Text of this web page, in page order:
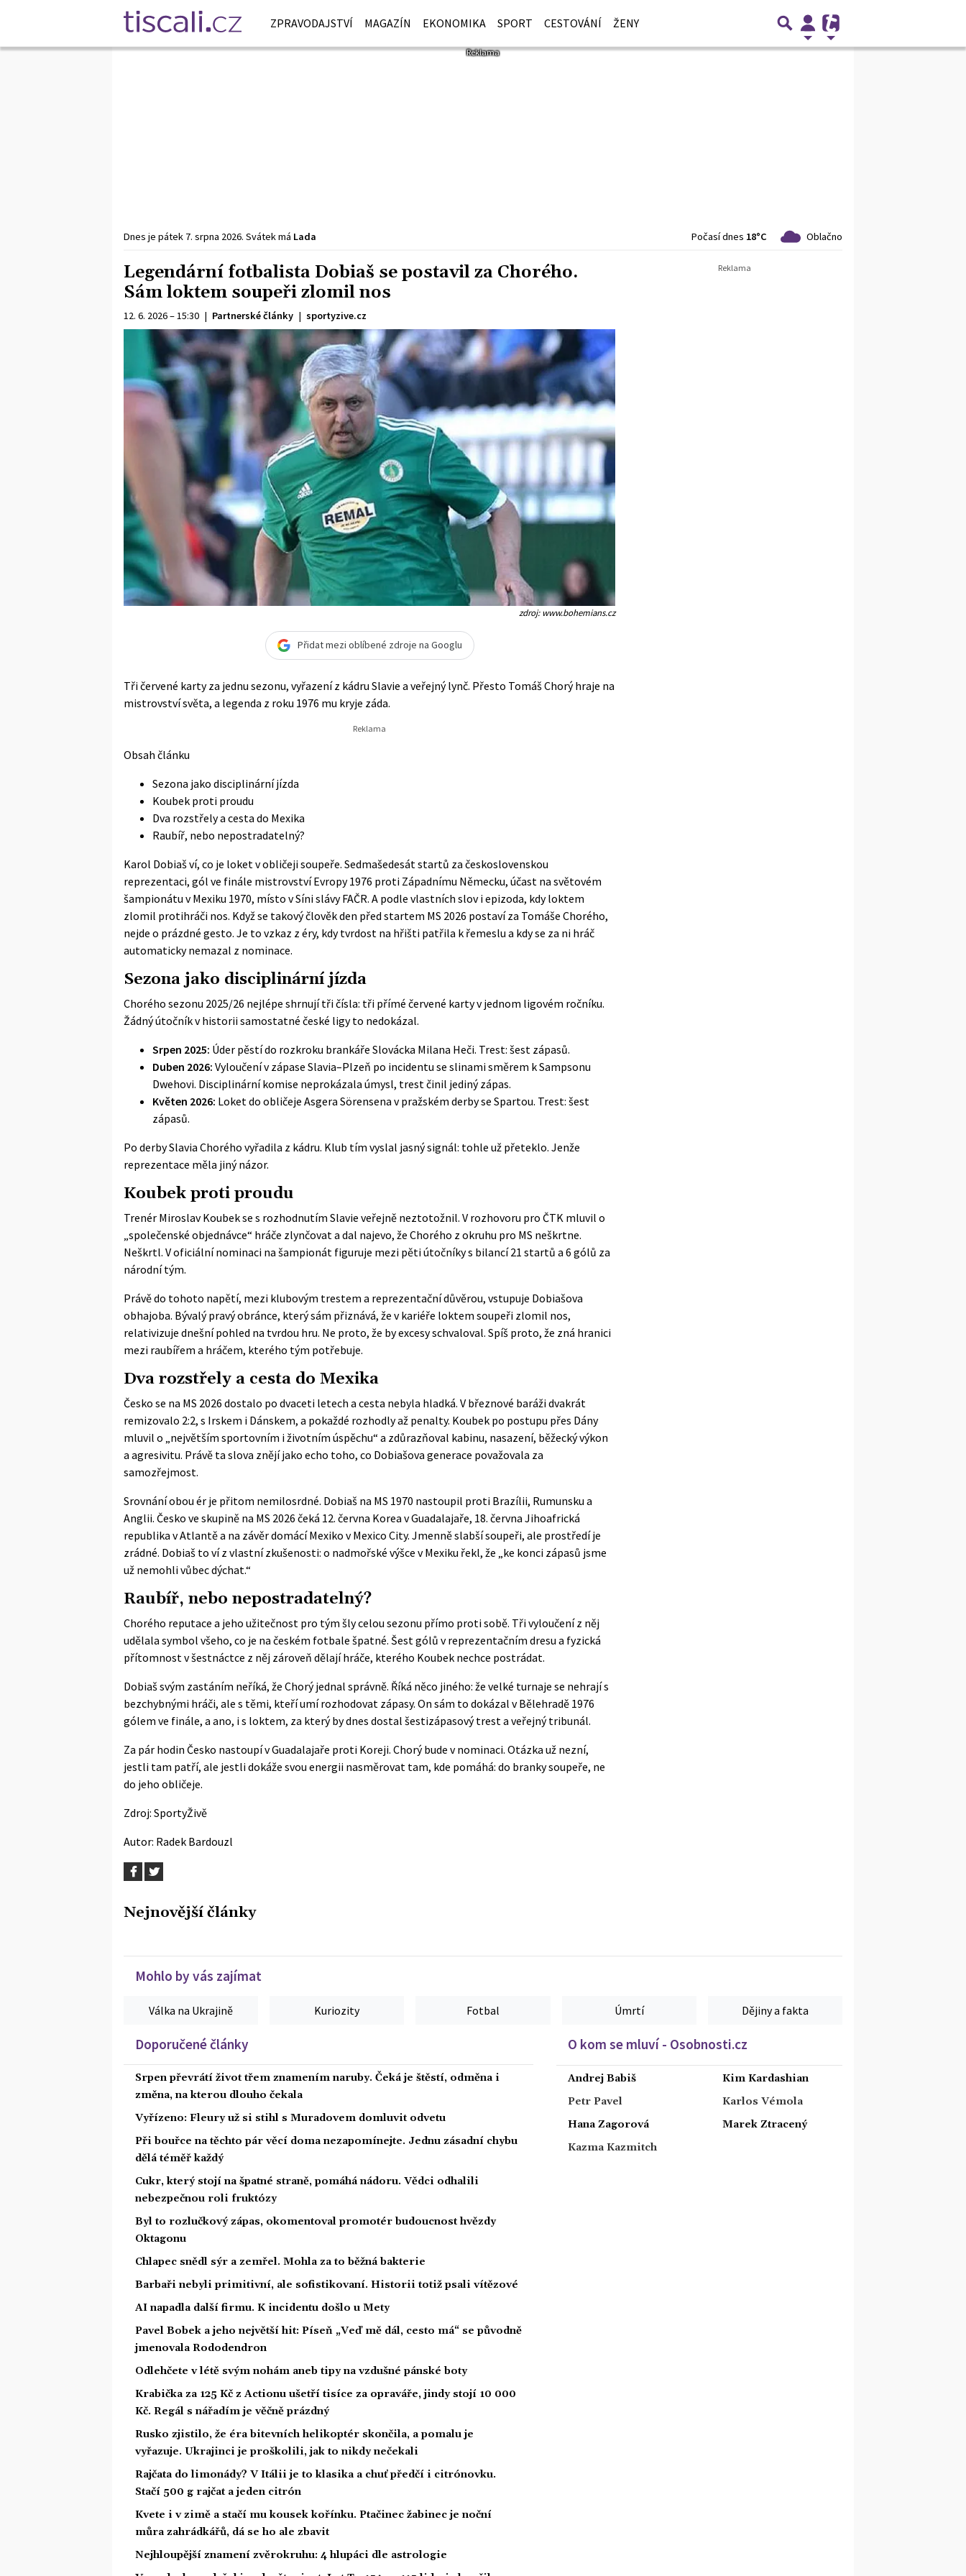
ZPRAVODAJSTVÍ MAGAZÍN EKONOMIKA SPORT CESTOVÁNÍ ŽENY
Dnes je pátek 7. srpna 2026. Svátek má Lada Počasí dnes 18°C Oblačno
Legendární fotbalista Dobiaš se postavil za Chorého.
Sám loktem soupeři zlomil nos
12. 6. 2026 – 15:30 | Partnerské články | sportyzive.cz
zdroj: www.bohemians.cz
Přidat mezi oblíbené zdroje na Googlu
Tři červené karty za jednu sezonu, vyřazení z kádru Slavie a veřejný lynč. Přesto Tomáš Chorý hraje na
mistrovství světa, a legenda z roku 1976 mu kryje záda.
Obsah článku
Sezona jako disciplinární jízda
Koubek proti proudu
Dva rozstřely a cesta do Mexika
Raubíř, nebo nepostradatelný?
Karol Dobiaš ví, co je loket v obličeji soupeře. Sedmašedesát startů za československou
reprezentaci, gól ve finále mistrovství Evropy 1976 proti Západnímu Německu, účast na světovém
šampionátu v Mexiku 1970, místo v Síni slávy FAČR. A podle vlastních slov i epizoda, kdy loktem
zlomil protihráči nos. Když se takový člověk den před startem MS 2026 postaví za Tomáše Chorého,
nejde o prázdné gesto. Je to vzkaz z éry, kdy tvrdost na hřišti patřila k řemeslu a kdy se za ni hráč
automaticky nemazal z nominace.
Sezona jako disciplinární jízda
Chorého sezonu 2025/26 nejlépe shrnují tři čísla: tři přímé červené karty v jednom ligovém ročníku.
Žádný útočník v historii samostatné české ligy to nedokázal.
Srpen 2025: Úder pěstí do rozkroku brankáře Slovácka Milana Heči. Trest: šest zápasů.
Duben 2026: Vyloučení v zápase Slavia–Plzeň po incidentu se slinami směrem k Sampsonu
Dwehovi. Disciplinární komise neprokázala úmysl, trest činil jediný zápas.
Květen 2026: Loket do obličeje Asgera Sörensena v pražském derby se Spartou. Trest: šest
zápasů.
Po derby Slavia Chorého vyřadila z kádru. Klub tím vyslal jasný signál: tohle už přeteklo. Jenže
reprezentace měla jiný názor.
Koubek proti proudu
Trenér Miroslav Koubek se s rozhodnutím Slavie veřejně neztotožnil. V rozhovoru pro ČTK mluvil o
„společenské objednávce“ hráče zlynčovat a dal najevo, že Chorého z okruhu pro MS neškrtne.
Neškrtl. V oficiální nominaci na šampionát figuruje mezi pěti útočníky s bilancí 21 startů a 6 gólů za
národní tým.
Právě do tohoto napětí, mezi klubovým trestem a reprezentační důvěrou, vstupuje Dobiašova
obhajoba. Bývalý pravý obránce, který sám přiznává, že v kariéře loktem soupeři zlomil nos,
relativizuje dnešní pohled na tvrdou hru. Ne proto, že by excesy schvaloval. Spíš proto, že zná hranici
mezi raubířem a hráčem, kterého tým potřebuje.
Dva rozstřely a cesta do Mexika
Česko se na MS 2026 dostalo po dvaceti letech a cesta nebyla hladká. V březnové baráži dvakrát
remizovalo 2:2, s Irskem i Dánskem, a pokaždé rozhodly až penalty. Koubek po postupu přes Dány
mluvil o „největším sportovním i životním úspěchu“ a zdůrazňoval kabinu, nasazení, běžecký výkon
a agresivitu. Právě ta slova znějí jako echo toho, co Dobiašova generace považovala za
samozřejmost.
Srovnání obou ér je přitom nemilosrdné. Dobiaš na MS 1970 nastoupil proti Brazílii, Rumunsku a
Anglii. Česko ve skupině na MS 2026 čeká 12. června Korea v Guadalajaře, 18. června Jihoafrická
republika v Atlantě a na závěr domácí Mexiko v Mexico City. Jmenně slabší soupeři, ale prostředí je
zrádné. Dobiaš to ví z vlastní zkušenosti: o nadmořské výšce v Mexiku řekl, že „ke konci zápasů jsme
už nemohli vůbec dýchat.“
Raubíř, nebo nepostradatelný?
Chorého reputace a jeho užitečnost pro tým šly celou sezonu přímo proti sobě. Tři vyloučení z něj
udělala symbol všeho, co je na českém fotbale špatné. Šest gólů v reprezentačním dresu a fyzická
přítomnost v šestnáctce z něj zároveň dělají hráče, kterého Koubek nechce postrádat.
Dobiaš svým zastáním neříká, že Chorý jednal správně. Říká něco jiného: že velké turnaje se nehrají s
bezchybnými hráči, ale s těmi, kteří umí rozhodovat zápasy. On sám to dokázal v Bělehradě 1976
gólem ve finále, a ano, i s loktem, za který by dnes dostal šestizápasový trest a veřejný tribunál.
Za pár hodin Česko nastoupí v Guadalajaře proti Koreji. Chorý bude v nominaci. Otázka už nezní,
jestli tam patří, ale jestli dokáže svou energii nasměrovat tam, kde pomáhá: do branky soupeře, ne
do jeho obličeje.
Zdroj: SportyŽivě
Autor: Radek Bardouzl
Nejnovější články
Mohlo by vás zajímat
Válka na Ukrajině Kuriozity Fotbal Úmrtí Dějiny a fakta
Doporučené články
Srpen převrátí život třem znamením naruby. Čeká je štěstí, odměna i
změna, na kterou dlouho čekala
Vyřízeno: Fleury už si stihl s Muradovem domluvit odvetu
Při bouřce na těchto pár věcí doma nezapomínejte. Jednu zásadní chybu
dělá téměř každý
Cukr, který stojí na špatné straně, pomáhá nádoru. Vědci odhalili
nebezpečnou roli fruktózy
Byl to rozlučkový zápas, okomentoval promotér budoucnost hvězdy
Oktagonu
Chlapec snědl sýr a zemřel. Mohla za to běžná bakterie
Barbaři nebyli primitivní, ale sofistikovaní. Historii totiž psali vítězové
AI napadla další firmu. K incidentu došlo u Mety
Pavel Bobek a jeho největší hit: Píseň „Veď mě dál, cesto má“ se původně
jmenovala Rododendron
Odlehčete v létě svým nohám aneb tipy na vzdušné pánské boty
Krabička za 125 Kč z Actionu ušetří tisíce za opraváře, jindy stojí 10 000
Kč. Regál s nářadím je věčně prázdný
Rusko zjistilo, že éra bitevních helikoptér skončila, a pomalu je
vyřazuje. Ukrajinci je proškolili, jak to nikdy nečekali
Rajčata do limonády? V Itálii je to klasika a chuť předčí i citrónovku.
Stačí 500 g rajčat a jeden citrón
Kvete i v zimě a stačí mu kousek kořínku. Ptačinec žabinec je noční
můra zahrádkářů, dá se ho ale zbavit
Nejhloupější znamení zvěrokruhu: 4 hlupáci dle astrologie
O kom se mluví - Osobnosti.cz
Andrej Babiš
Petr Pavel
Hana Zagorová
Kazma Kazmitch
Kim Kardashian
Karlos Vémola
Marek Ztracený